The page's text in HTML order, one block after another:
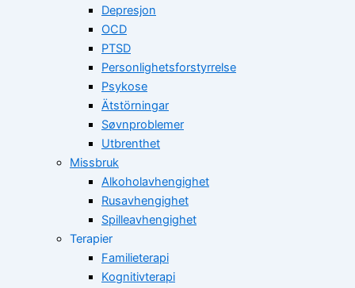
Depresjon
OCD
PTSD
Personlighetsforstyrrelse
Psykose
Ätstörningar
Søvnproblemer
Utbrenthet
Missbruk
Alkoholavhengighet
Rusavhengighet
Spilleavhengighet
Terapier
Familieterapi
Kognitivterapi